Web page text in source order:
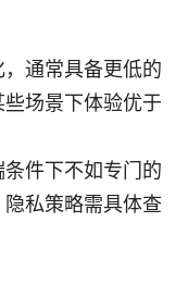
通常具备更低的
场景下体验优于
件下不如专门的
私策略需具体查